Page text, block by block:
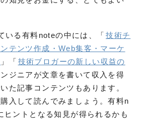
いる有料noteの中には、「 技術チ
テンツ作成・Web集客・マーケ
」「 技術ブロガーの新しい収益の
ンジニアが文章を書いて収入を得
た記事コンテンツもあります。
入して読んでみましょう。有料n
ヒントとなる知見が得られるかも